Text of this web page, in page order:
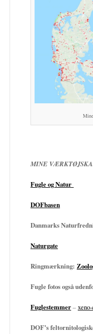
MINE
Fugle og Natur
DOFbasen
Danmarks
Naturgate
Ringmærkning:
Fugle fotos også
Fuglestemmer–
DOF’s